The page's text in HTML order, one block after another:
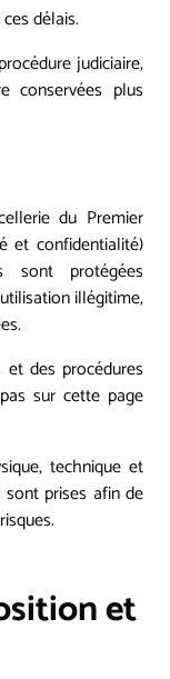
délais.
judiciaire,
conservées plus
du Premier
et confidentialité)
sont protégées
illégitime,
des procédures
sur cette page
technique et
prises afin de
et